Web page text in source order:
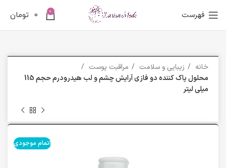
فهرست 0
0 تومان
خانه زیبایی و سلامت
مراقبت پوست
محلول پاک کننده دو فازی آرایش چشم و لب هیدرودرم حجم 115
میلی لیتر
اتمام موجودی